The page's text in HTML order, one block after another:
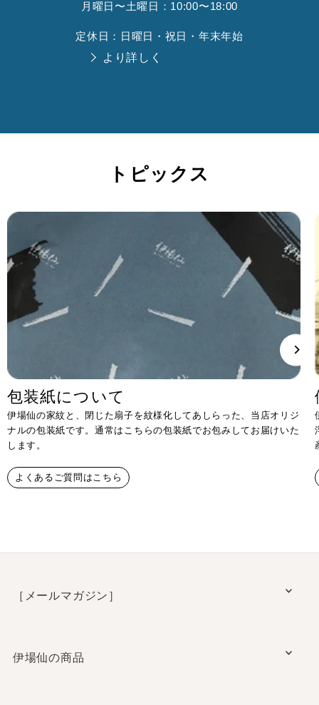
月曜日〜土曜日：10:00〜18:00
定休日：日曜日・祝日・年末年始
より詳しく
トピックス
包装紙について
伊場仙の家紋と、閉じた扇子を紋様化してあしらった、当店オリジ
ナルの包装紙です。通常はこちらの包装紙でお包みしてお届けいた
します。
よくあるご質問はこちら
［メールマガジン］
伊場仙の商品